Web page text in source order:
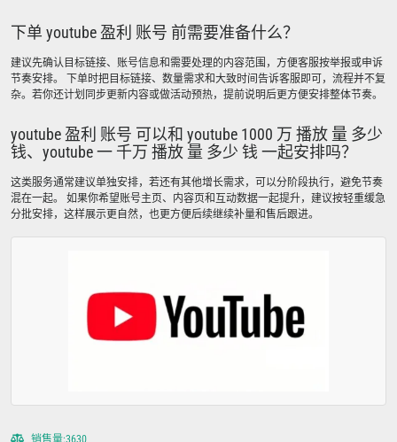
下单 youtube 盈利 账号 前需要准备什么？
建议先确认目标链接、账号信息和需要处理的内容范围，方便客服按举报或申诉
节奏安排。 下单时把目标链接、数量需求和大致时间告诉客服即可，流程并不复
杂。若你还计划同步更新内容或做活动预热，提前说明后更方便安排整体节奏。
youtube 盈利 账号 可以和 youtube 1000 万 播放 量 多少
钱、youtube 一 千万 播放 量 多少 钱 一起安排吗？
这类服务通常建议单独安排，若还有其他增长需求，可以分阶段执行，避免节奏
混在一起。 如果你希望账号主页、内容页和互动数据一起提升，建议按轻重缓急
分批安排，这样展示更自然，也更方便后续继续补量和售后跟进。
销售量:3630